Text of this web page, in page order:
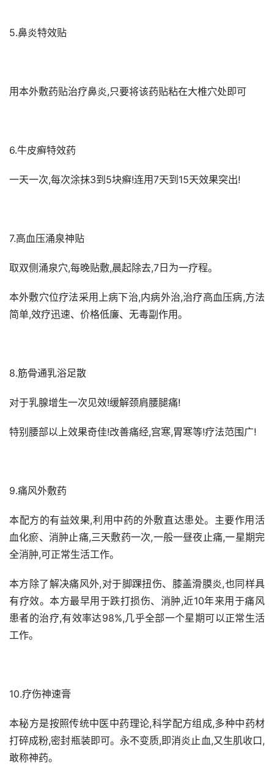
5.鼻炎特效贴
用本外敷药贴治疗鼻炎,只要将该药贴粘在大椎穴处即可
6.牛皮癣特效药
一天一次,每次涂抹3到5块癣!连用7天到15天效果突出!
7.高血压涌泉神贴
取双侧涌泉穴,每晚贴敷,晨起除去,7日为一疗程。
本外敷穴位疗法采用上病下治,内病外治,治疗高血压病,方法
简单,效疗迅速、价格低廉、无毒副作用。
8.筋骨通乳浴足散
对于乳腺增生一次见效!缓解颈肩腰腿痛!
特别腰部以上效果奇佳!改善痛经,宫寒,胃寒等!疗法范围广!
9.痛风外敷药
本配方的有益效果,利用中药的外敷直达患处。主要作用活
血化瘀、消肿止痛,三天敷药一次,一般一昼夜止痛,一星期完
全消肿,可正常生活工作。
本方除了解决痛风外,对于脚踝扭伤、膝盖滑膜炎,也同样具
有疗效。本方最早用于跌打损伤、消肿,近10年来用于痛风
患者的治疗,有效率达98%,几乎全部一个星期可以正常生活
工作。
10.疗伤神速膏
本秘方是按照传统中医中药理论,科学配方组成,多种中药材
打碎成粉,密封瓶装即可。永不变质,即消炎止血,又生肌收口,
敢称神药。